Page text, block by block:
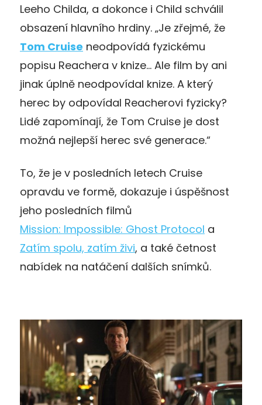
Leeho Childa, a dokonce i Child schválil
obsazení hlavního hrdiny. „Je zřejmé, že
Tom Cruise neodpovídá fyzickému
popisu Reachera v knize… Ale film by ani
jinak úplně neodpovídal knize. A který
herec by odpovídal Reacherovi fyzicky?
Lidé zapomínají, že Tom Cruise je dost
možná nejlepší herec své generace.“
To, že je v posledních letech Cruise
opravdu ve formě, dokazuje i úspěšnost
jeho posledních filmů
Mission: Impossible: Ghost Protocol a
Zatím spolu, zatím živi, a také četnost
nabídek na natáčení dalších snímků.